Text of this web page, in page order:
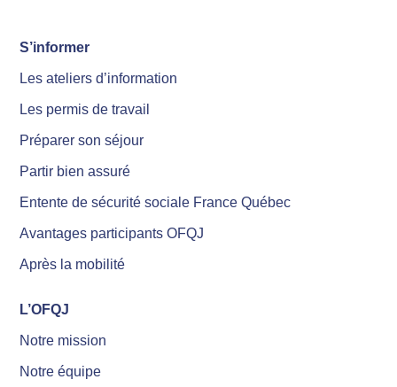
S’informer
Les ateliers d’information
Les permis de travail
Préparer son séjour
Partir bien assuré
Entente de sécurité sociale France Québec
Avantages participants OFQJ
Après la mobilité
L’OFQJ
Notre mission
Notre équipe